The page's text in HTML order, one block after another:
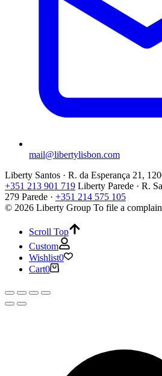
mail@libertylisbon.com
Liberty Santos · R. da Esperança 21,
+351 213 901 719 Liberty Parede · R.
279 Parede · +351 214 575 105
© 2026 Liberty Group To file a
Scroll Top
Custom
Wishlist0
Cart0